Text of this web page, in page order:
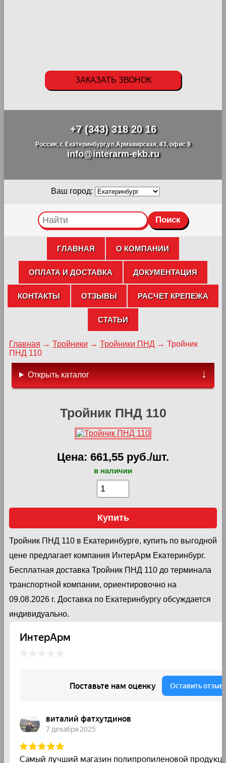
+7 (343) 318 20 16
Россия, г. Екатеринбург,ул.Армавирская, 43, офис 9
info@interarm-ekb.ru
ЗАКАЗАТЬ ЗВОНОК
Ваш город:
ГЛАВНАЯ О КОМПАНИИ
ОПЛАТА И ДОСТАВКА ДОКУМЕНТАЦИЯ
КОНТАКТЫ ОТЗЫВЫ РАСЧЕТ КРЕПЕЖА
СТАТЬИ
Главная → Тройники → Тройники ПНД → Тройник
ПНД 110
Тройник ПНД 110
Цена: 661,55 руб./шт.
в наличии
Купить
Тройник ПНД 110 в Екатеринбурге, купить по выгодной
цене предлагает компания ИнтерАрм Екатеринбург.
Бесплатная доставка Тройник ПНД 110 до терминала
транспортной компании, ориентировочно на
09.08.2026 г. Доставка по Екатеринбургу обсуждается
индивидуально.
Открыть каталог